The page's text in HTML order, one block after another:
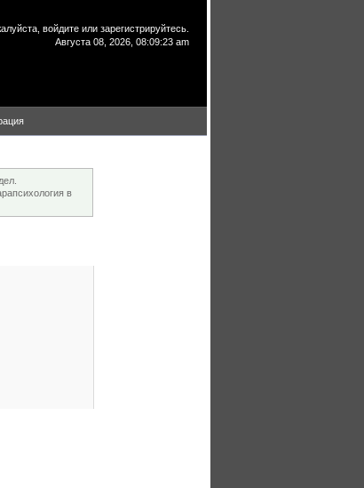
войдите или зарегистрируйтесь
Августа 08, 2026, 08:09:23 am
в